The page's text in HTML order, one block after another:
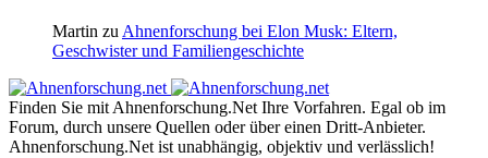
Martin zuAhnenforschung bei Elon Musk: Eltern,
Geschwister und Familiengeschichte
Finden Sie mit Ahnenforschung.Net Ihre Vorfahren. Egal ob im
Forum, durch unsere Quellen oder über einen Dritt-Anbieter.
Ahnenforschung.Net ist unabhängig, objektiv und verlässlich!